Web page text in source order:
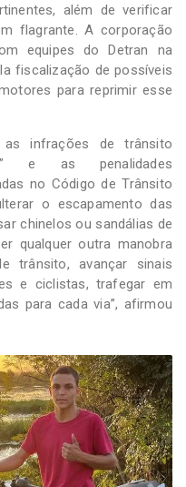
além de verificar
flagrante. A corporação
equipes do Detran na
fiscalização de possíveis
para reprimir esse
infrações de trânsito
e as penalidades
no Código de Trânsito
o escapamento das
chinelos ou sandálias de
qualquer outra manobra
trânsito, avançar sinais
e ciclistas, trafegar em
para cada via”, afirmou